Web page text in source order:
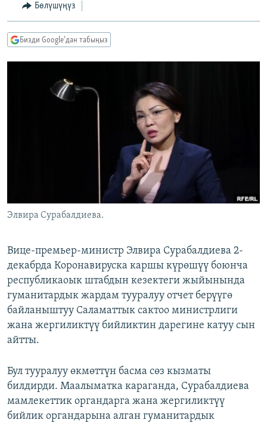
ЭКСПЕРТТЕР ТАЛДАЙТ
БИЗ ЖАНА ДҮЙНӨ
АЗАТТЫК+
ӨЗГӨЧӨ ПИКИР
Русский
ЭЕ/АРнун бардык сайттары
Бөлүшүңүз
Бизди Google'дан табыңыз
Элвира Сурабалдиева.
Вице-премьер-министр Элвира Сурабалдиева 2-
декабрда Коронавируска каршы күрөшүү боюнча
республикаоык штабдын кезектеги жыйынында
гуманитардык жардам тууралуу отчет берүүгө
байланыштуу Саламаттык сактоо министрлиги
жана жергиликтүү бийликтин дарегине катуу сын
айтты.
Бул тууралуу өкмөттүн басма сөз кызматы
билдирди. Маалыматка караганда, Сурабалдиева
мамлекеттик органдарга жана жергиликтүү
бийлик органдарына алган гуманитардык